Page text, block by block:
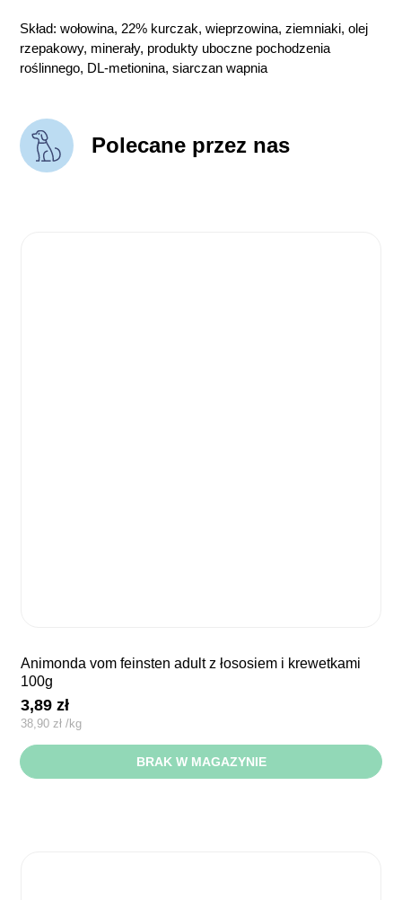
Skład: wołowina, 22% kurczak, wieprzowina, ziemniaki, olej
rzepakowy, minerały, produkty uboczne pochodzenia
roślinnego, DL-metionina, siarczan wapnia
Polecane przez nas
animonda vom feinsten adult z łososiem i krewetkami
100g
3,89zł
38,90zł /kg
BRAK W MAGAZYNIE